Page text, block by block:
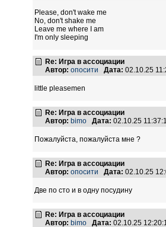
Please, don't wake me
No, don't shake me
Leave me where I am
I'm only sleeping
Re: Игра в ассоциации
Автор: опосити Дата: 02.10.25
little pleasemen
Re: Игра в ассоциации
Автор: bimo Дата: 02.10.25
Пожалуйста, пожалуйста мне ?
Re: Игра в ассоциации
Автор: опосити Дата: 02.10.25
Две по сто и в одну посудину
Re: Игра в ассоциации
Автор: bimo Дата: 02.10.25